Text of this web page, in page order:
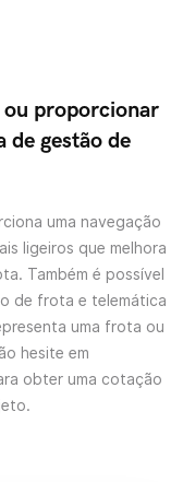
proporcionar
de gestão de
uma navegação
ligeiros que melhora
Também é possível
de frota e telemática
uma frota ou
hesite em
obter uma cotação